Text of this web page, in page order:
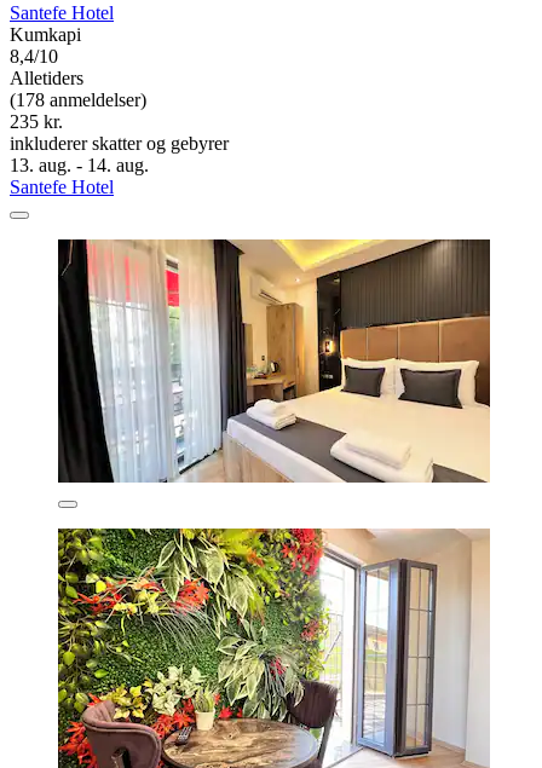
Santefe Hotel
Kumkapi
8,4/10
Alletiders
(178 anmeldelser)
235 kr.
inkluderer skatter og gebyrer
13. aug. - 14. aug.
Santefe Hotel